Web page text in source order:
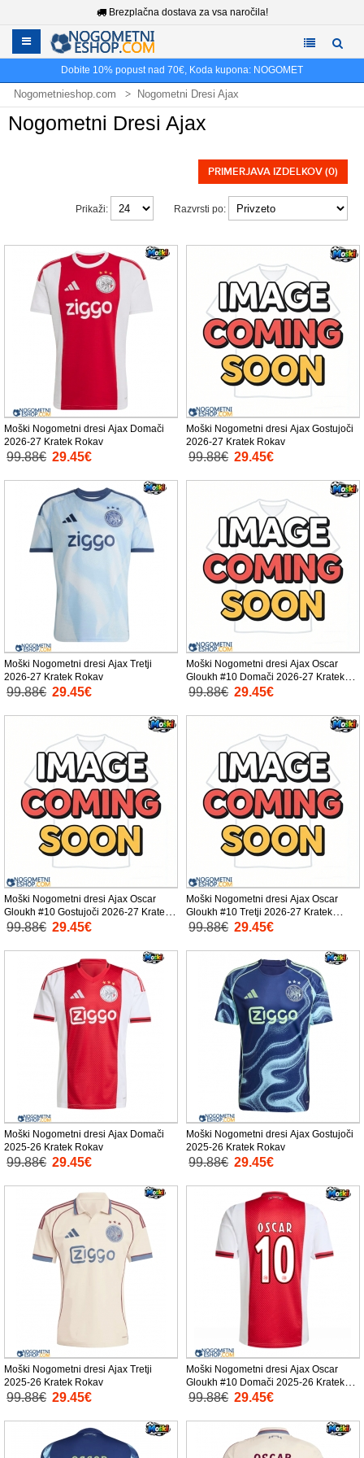
Brezplačna dostava za vsa naročila!
Dobite 10% popust nad 70€, Koda kupona: NOGOMET
Nogometnieshop.com Nogometni Dresi Ajax
Nogometni Dresi Ajax
PRIMERJAVA IZDELKOV (0)
Razvrsti po:
Prikaži:
Moški Nogometni dresi Ajax Domači
2026-27 Kratek Rokav
99.88€ 29.45€
Moški Nogometni dresi Ajax Gostujoči
2026-27 Kratek Rokav
99.88€ 29.45€
Moški Nogometni dresi Ajax Tretji
2026-27 Kratek Rokav
99.88€ 29.45€
Moški Nogometni dresi Ajax Oscar
Gloukh #10 Domači 2026-27 Kratek
Rokav
99.88€ 29.45€
Moški Nogometni dresi Ajax Oscar
Gloukh #10 Gostujoči 2026-27 Kratek
Rokav
99.88€ 29.45€
Moški Nogometni dresi Ajax Oscar
Gloukh #10 Tretji 2026-27 Kratek
Rokav
99.88€ 29.45€
Moški Nogometni dresi Ajax Domači
2025-26 Kratek Rokav
99.88€ 29.45€
Moški Nogometni dresi Ajax Gostujoči
2025-26 Kratek Rokav
99.88€ 29.45€
Moški Nogometni dresi Ajax Tretji
2025-26 Kratek Rokav
99.88€ 29.45€
Moški Nogometni dresi Ajax Oscar
Gloukh #10 Domači 2025-26 Kratek
Rokav
99.88€ 29.45€